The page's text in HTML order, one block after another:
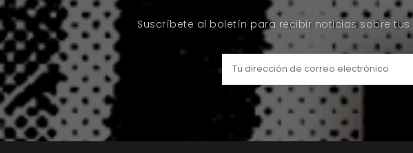
Suscríbete al boletín para recibir noticias sobre